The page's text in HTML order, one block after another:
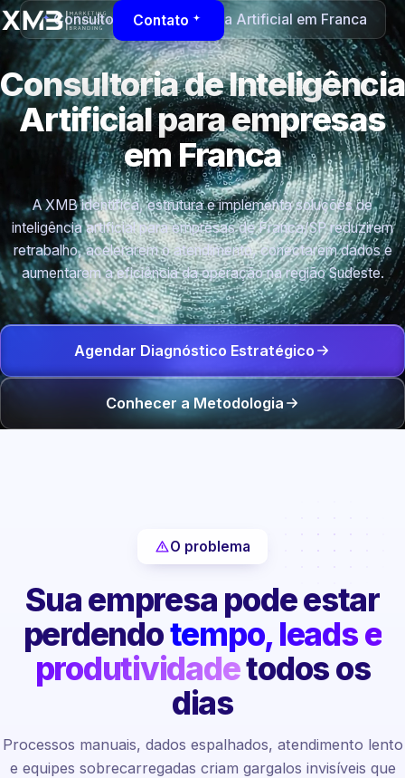
Contato
Consultoria de Inteligência Artificial em Franca
Consultoria de Inteligência
Artificial para empresas
em Franca
A XMB identifica, estrutura e implementa soluções de
inteligência artificial para empresas de Franca/SP reduzirem
retrabalho, acelerarem o atendimento, conectarem dados e
aumentarem a eficiência da operação na região Sudeste.
Agendar Diagnóstico Estratégico
Conhecer a Metodologia
O problema
Sua empresa pode estar
perdendotempo, leads e
produtividadetodos os
dias
Processos manuais, dados espalhados, atendimento lento
e equipes sobrecarregadas criam gargalos invisíveis que